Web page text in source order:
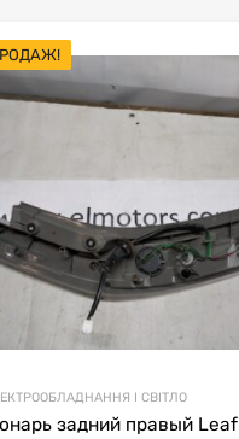
І СВІТЛО
задний правый Leaf